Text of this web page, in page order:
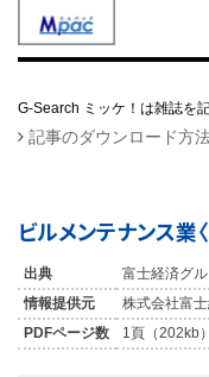
G-Search ミッケ！は雑誌を
記事のダウンロード方
ビルメンテナンス業
出典
富士経済グ
情報提供元
株式会社富
PDFページ数
1頁（202kb）